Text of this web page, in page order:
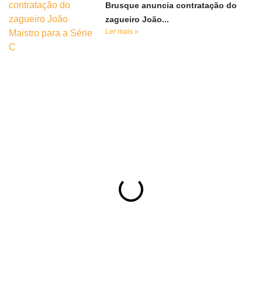
Brusque anuncia contratação do
zagueiro João...
Ler mais »